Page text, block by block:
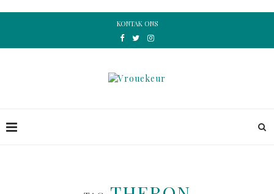
KONTAK ONS